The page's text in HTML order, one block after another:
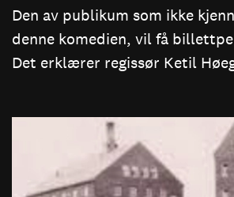
Den av publikum som ikke
denne komedien, vil få
Det erklærer regissør Ketil